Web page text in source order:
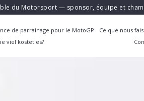
du Motorsport — sponsor, équipe et
de parrainage pour le MotoGP Ce que nous
viel kostet es?